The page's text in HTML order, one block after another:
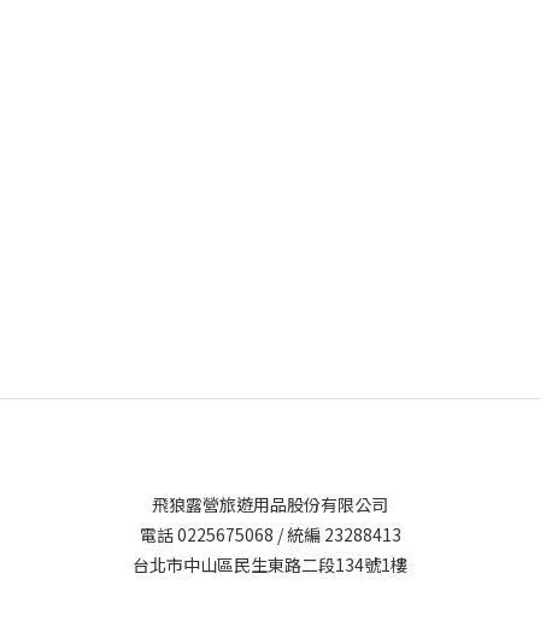
飛狼露營旅遊用品股份有限公司
電話 0225675068 / 統編 23288413
台北市中山區民生東路二段134號1樓